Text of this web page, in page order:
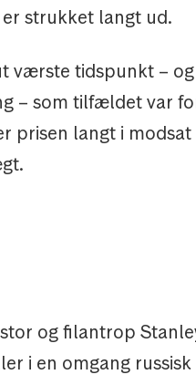
strukket langt ud.
værste tidspunkt –
– som tilfældet var
prisen langt i
og filantrop
i en omgang